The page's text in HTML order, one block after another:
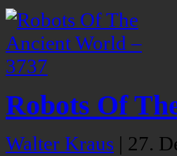
Robots Of
Walter Kraus | 27.